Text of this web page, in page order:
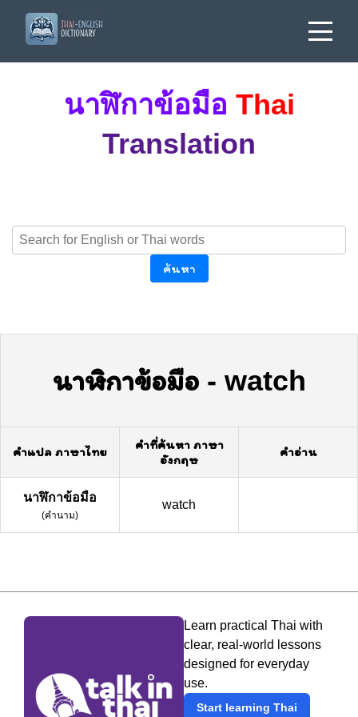
นาฬิกาข้อมือ Thai
Translation
ค้นหา
นาฬิกาข้อมือ- watch
คำแปล ภาษาไทย
คำที่ค้นหา ภาษา
อังกฤษ
คำอ่าน
นาฬิกาข้อมือ
(คำนาม)
watch
Learn practical Thai with
clear, real-world lessons
designed for everyday
use.
Start learning Thai